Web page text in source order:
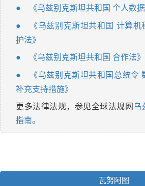
● 《乌兹别克斯坦共和国 个人数据
●
《乌兹别克斯坦共和国 计算
护法》
● 《乌兹别克斯坦共和国 合作法》
●
《乌兹别克斯坦共和国总统令
补充支持措施》
更多法律法规，参见全球法规网乌
指南。
瓦努阿图